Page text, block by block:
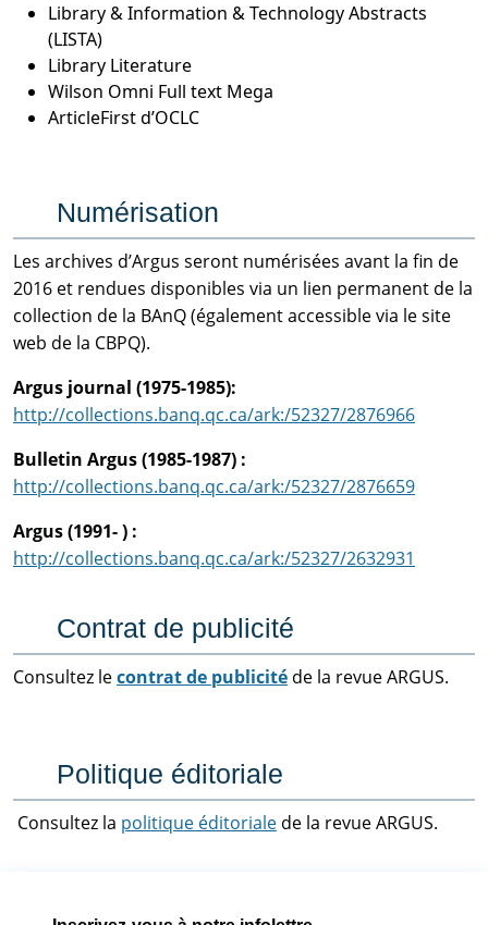
Library & Information & Technology Abstracts
(LISTA)
Library Literature
Wilson Omni Full text Mega
ArticleFirst d’OCLC
Numérisation
Les archives d’Argus seront numérisées avant la fin de
2016 et rendues disponibles via un lien permanent de la
collection de la BAnQ (également accessible via le site
web de la CBPQ).
Argus journal (1975-1985):
http://collections.banq.qc.ca/ark:/52327/2876966
Bulletin Argus (1985-1987) :
http://collections.banq.qc.ca/ark:/52327/2876659
Argus (1991- ) :
http://collections.banq.qc.ca/ark:/52327/2632931
Contrat de publicité
Consultez lecontrat de publicité de la revue ARGUS.
Politique éditoriale
Consultez la politique éditoriale de la revue ARGUS.